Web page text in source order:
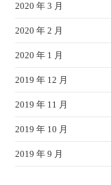
2020 年 3 月
2020 年 2 月
2020 年 1 月
2019 年 12 月
2019 年 11 月
2019 年 10 月
2019 年 9 月